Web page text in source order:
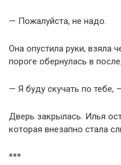
— Пожалуйста, не надо.
Она опустила руки, взяла
пороге обернулась в
— Я буду скучать по тебе,
Дверь закрылась. Илья
которая внезапно стала
***